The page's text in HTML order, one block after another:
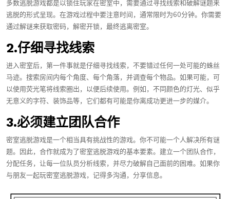
多数逃脱游戏都是以锁住玩家在密室中，需要通过寻找线索和破解谜题来
逃脱的形式呈现。在游戏过程中要注意时间，通常限时为60分钟。你需要
通过解谜来获取密码，解密开锁，最终逃离密室。
2.仔细寻找线索
进入密室后，第一件事就是仔细寻找线索，不要错过任何一处可能的蛛丝
马迹。搜索房间内每个角度、每个角落，并调查每个物品。如果可能，可
以使用荧光笔将线索圈出，以便后续使用。例如，不同颜色的灯光、似乎
无意义的字符、装饰品等，它们都有可能是你离成功更进一步的媒介。
3.必须建立团队合作
密室逃脱游戏是一个相当具有挑战性的游戏。你不可能一个人解决所有谜
题。因此，合作就成为了密室逃脱游戏的基本要素。建立一个团队合作，
分配任务，让每一位队员分析线索，并尽力破解自己面前的困难。如果你
与朋友一起玩密室逃脱游戏，记得多沟通，分享信息。